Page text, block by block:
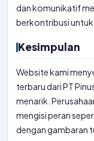
dan komunikatif
berkontribusi untuk
Kesimpulan
Website kami
terbaru dari PT
menarik.
mengisi peran
dengan gambaran